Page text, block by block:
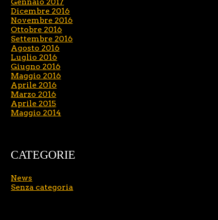
Dicembre 2016
Novembre 2016
Ottobre 2016
Settembre 2016
Agosto 2016
Luglio 2016
Giugno 2016
Maggio 2016
Aprile 2016
Marzo 2016
Aprile 2015
Maggio 2014
CATEGORIE
News
Senza categoria